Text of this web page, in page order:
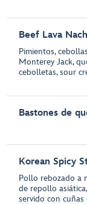
Beef Lava
Pimientos,
Monterey Jack,
cebolletas, sour
Bastones de
Korean Spicy
Pollo rebozado a
de repollo
servido con